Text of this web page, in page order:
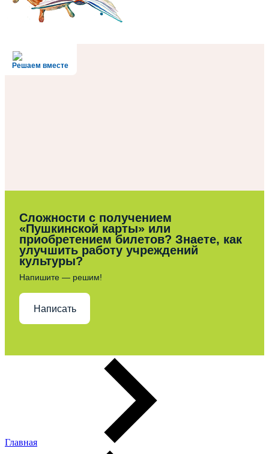
Решаем вместе
Сложности с получением
«Пушкинской карты» или
приобретением билетов? Знаете, как
улучшить работу учреждений
культуры?
Напишите — решим!
Написать
Главная